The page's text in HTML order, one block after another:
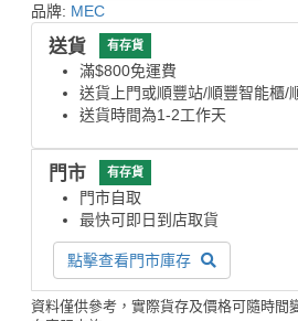
品牌: MEC
送貨 有存貨
滿$800免運費
送貨上門或順豐站/順豐智能櫃/
送貨時間為1-2工作天
門市 有存貨
門市自取
最快可即日到店取貨
點擊查看門市庫存
資料僅供參考，實際貨存及價格可隨時間